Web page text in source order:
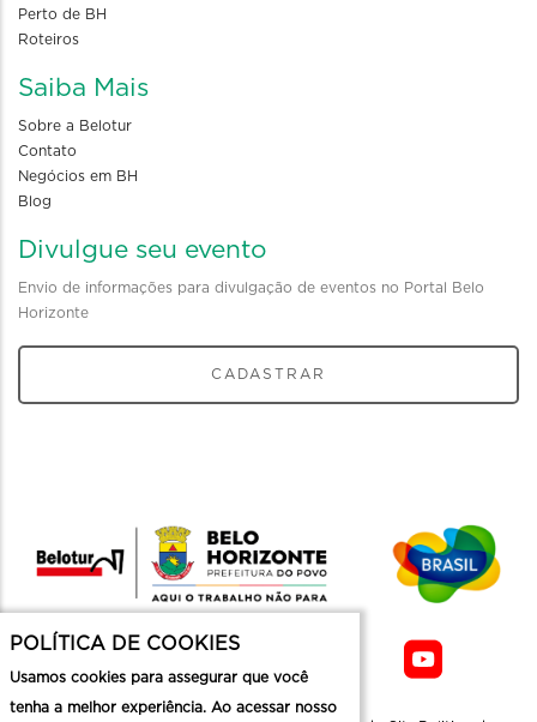
Perto de BH
Roteiros
Saiba Mais
Sobre a Belotur
Contato
Negócios em BH
Blog
Divulgue seu evento
Envio de informações para divulgação de eventos no Portal Belo
Horizonte
CADASTRAR
POLÍTICA DE COOKIES
Usamos cookies para assegurar que você
tenha a melhor experiência. Ao acessar nosso